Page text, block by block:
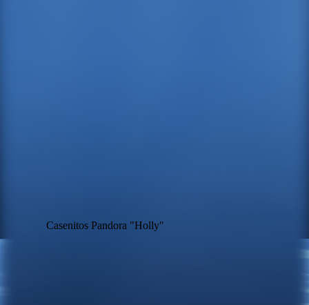
Casenitos Pandora "Holly"